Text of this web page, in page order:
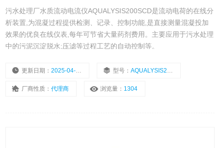
污水处理厂水质流动电流仪AQUALYSIS200SCD是流动电荷的在线分
析装置,为混凝过程提供检测、记录、控制功能,是直接测量混凝投加
效果的优良在线仪表,每年可节省大量药剂费用。主要应用于污水处理
中的污泥沉淀脱水;压滤等过程工艺的自动控制等。
更新日期：2025-04-09 型号：AQUALYSIS200SCD
厂商性质：代理商 浏览量： 1304